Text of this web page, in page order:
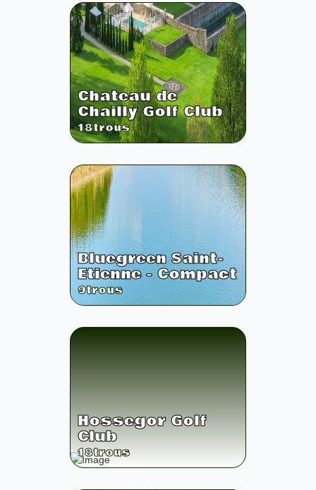
Chateau de
Chailly Golf Club
18trous
Bluegreen Saint-
Etienne - Compact
9trous
Hossegor Golf
Club
18trous